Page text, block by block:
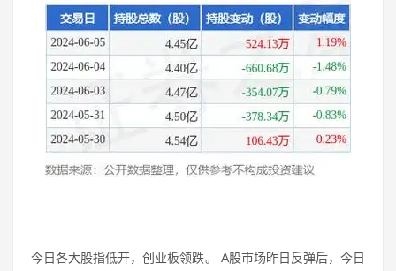
今日各大股指低开，创业板领跌。 A股市场昨日反弹后，今日